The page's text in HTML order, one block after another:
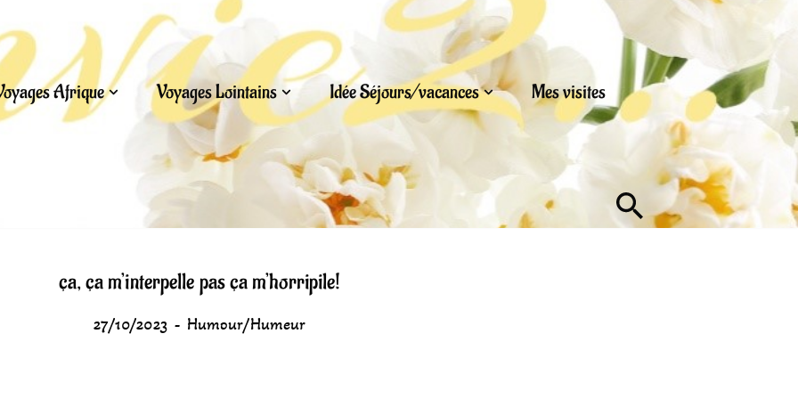
Afrique Voyages Lointains Idée Séjours/vacances Mes visites
ça, ça m’interpelle pas ça m’horripile!
27/10/2023 Humour/Humeur